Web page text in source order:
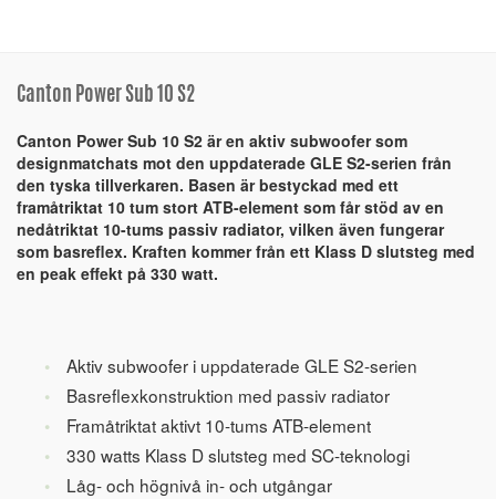
Canton Power Sub 10 S2
Canton Power Sub 10 S2 är en aktiv subwoofer som
designmatchats mot den uppdaterade GLE S2-serien från
den tyska tillverkaren. Basen är bestyckad med ett
framåtriktat 10 tum stort ATB-element som får stöd av en
nedåtriktat 10-tums passiv radiator, vilken även fungerar
som basreflex. Kraften kommer från ett Klass D slutsteg med
en peak effekt på 330 watt.
Aktiv subwoofer i uppdaterade GLE S2-serien
Basreflexkonstruktion med passiv radiator
Framåtriktat aktivt 10-tums ATB-element
330 watts Klass D slutsteg med SC-teknologi
Låg- och högnivå in- och utgångar